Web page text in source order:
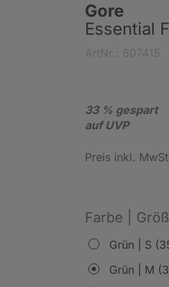
Gore
Essential
33 % gespart
auf UVP
Preis inkl.
Farbe |
Grün | S
Grün | M